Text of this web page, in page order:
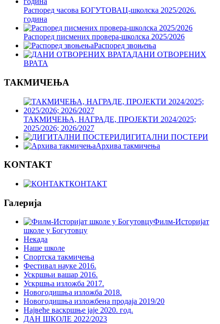
Распоред часова БОГУТОВАЦ-школска 2025/2026.
година
Распоред писмених провера-школска 2025/2026
Распоред звоњења
ДАНИ ОТВОРЕНИХ
ВРАТА
ТАКМИЧЕЊА
ТАКМИЧЕЊА, НАГРАДЕ, ПРОЈЕКТИ 2024/2025;
2025/2026; 2026/2027
ДИГИТАЛНИ ПОСТЕРИ
Архива такмичења
KONTAKT
КОНТАКТ
Галерија
Филм-Историјат
школе у Богутовцу
Некада
Наше школе
Спортска такмичења
Фестивал науке 2016.
Ускршњи вашар 2016.
Ускршња изложба 2017.
Новогодишња изложба 2018.
Новогодишња изложбена продаја 2019/20
Највеће васкршње јаје 2020. год.
ДАН ШКОЛЕ 2022/2023